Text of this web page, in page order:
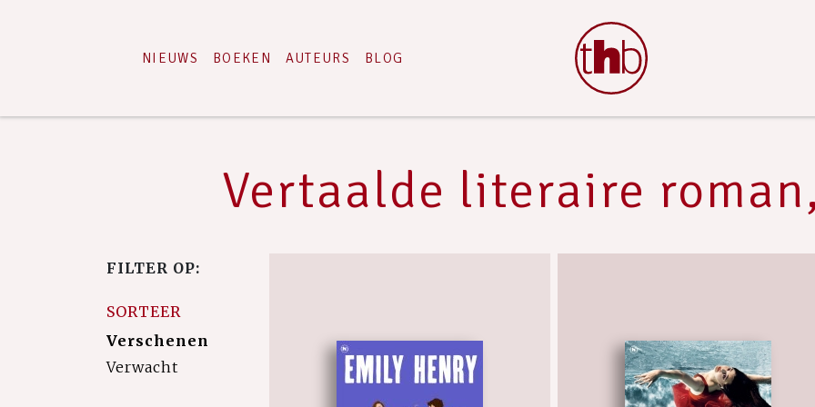
NIEUWS BOEKEN AUTEURS BLOG
Vertaalde literaire
FILTER OP:
SORTEER
Verschenen
Verwacht